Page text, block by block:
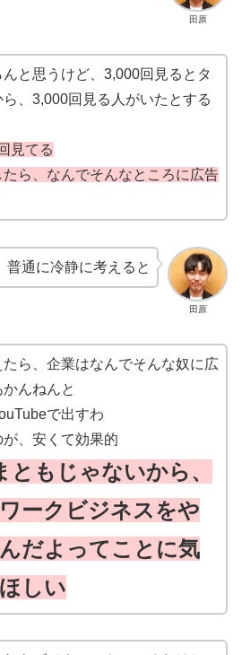
田原
と思うけど、3,000回見るとタ
ら、3,000回見る人がいたとする
見てる
ら、なんでそんなところに広告
田原
普通に冷静に考えると
ら、企業はなんでそんな奴に広
んねんと
で出すわ
、安くて効果的
ともじゃないから、
ークビジネスをや
だよってことに気
しい